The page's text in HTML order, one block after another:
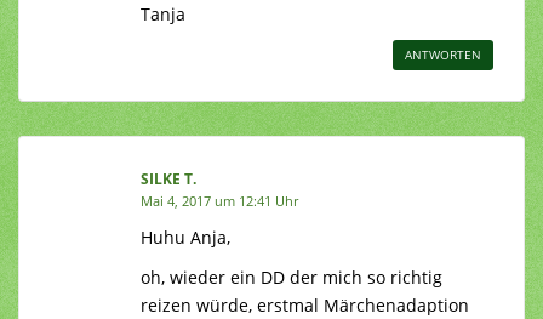
Tanja
ANTWORTEN
SILKE T.
Mai 4, 2017 um 12:41 Uhr
Huhu Anja,
oh, wieder ein DD der mich so richtig
reizen würde, erstmal Märchenadaption